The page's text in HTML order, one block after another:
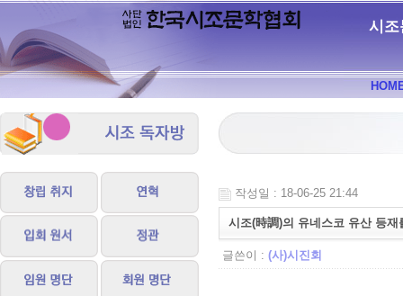
시조
작성일 : 18-06-25 21:44
시조(時調)의 유네스코 유산 등재
글쓴이 : (사)시진회